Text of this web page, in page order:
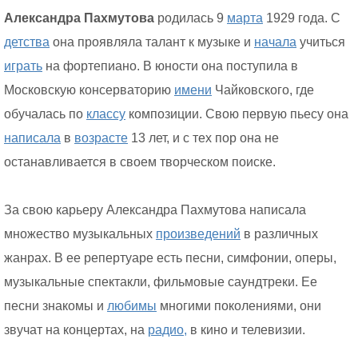
Александра Пахмутова родилась 9 марта 1929 года. С
детства она проявляла талант к музыке и начала учиться
играть на фортепиано. В юности она поступила в
Московскую консерваторию имени Чайковского, где
обучалась по классу композиции. Свою первую пьесу она
написала в возрасте 13 лет, и с тех пор она не
останавливается в своем творческом поиске.
За свою карьеру Александра Пахмутова написала
множество музыкальных произведений в различных
жанрах. В ее репертуаре есть песни, симфонии, оперы,
музыкальные спектакли, фильмовые саундтреки. Ее
песни знакомы и любимы многими поколениями, они
звучат на концертах, на радио, в кино и телевизии.